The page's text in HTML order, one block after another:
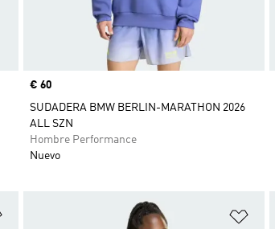
Precio
€ 60
SUDADERA BMW BERLIN-MARATHON 2026
ALL SZN
Hombre Performance
Nuevo
Añadir a la lista de deseos